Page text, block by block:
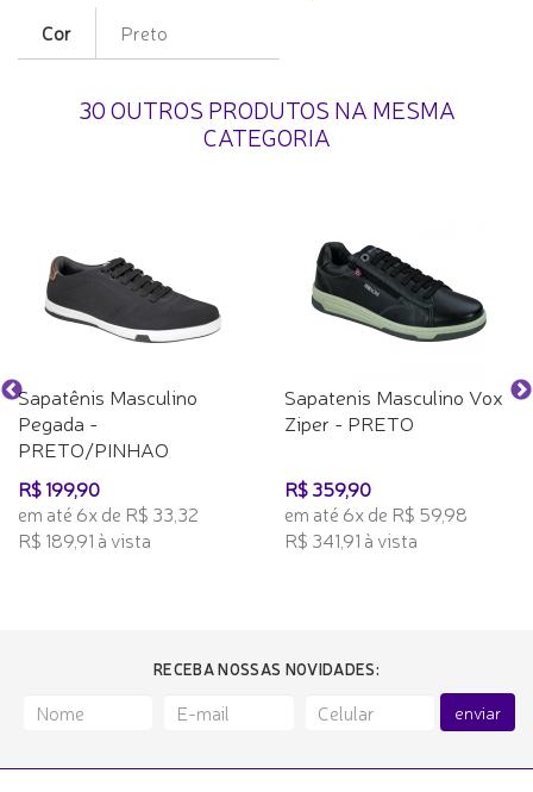
Cor Preto
30 OUTROS PRODUTOS NA MESMA
CATEGORIA
Sapatênis Masculino
Pegada -
PRETO/PINHAO
R$ 199,90
em até 6x de R$ 33,32
R$ 189,91 à vista
Sapatenis Masculino Vox
Ziper - PRETO
R$ 359,90
em até 6x de R$ 59,98
R$ 341,91 à vista
RECEBA NOSSAS NOVIDADES:
enviar